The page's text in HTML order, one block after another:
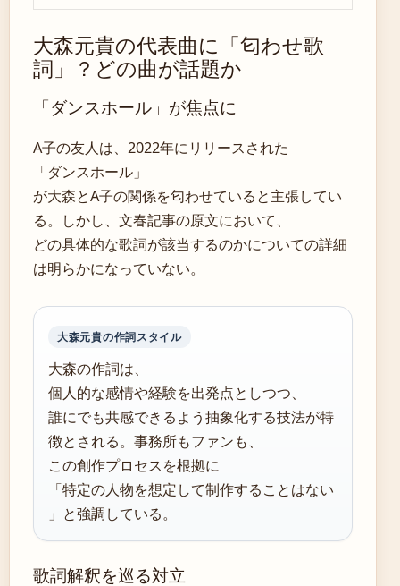
大森元貴の代表曲に「匂わせ歌
詞」？どの曲が話題か
「ダンスホール」が焦点に
A子の友人は、2022年にリリースされた
「ダンスホール」
が大森とA子の関係を匂わせていると主張してい
る。しかし、文春記事の原文において、
どの具体的な歌詞が該当するのかについての詳細
は明らかになっていない。
大森元貴の作詞スタイル
大森の作詞は、
個人的な感情や経験を出発点としつつ、
誰にでも共感できるよう抽象化する技法が特
徴とされる。事務所もファンも、
この創作プロセスを根拠に
「特定の人物を想定して制作することはない
」と強調している。
歌詞解釈を巡る対立